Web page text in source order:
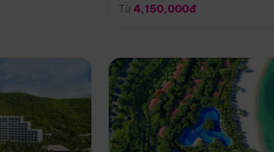
Từ4,150,000đ